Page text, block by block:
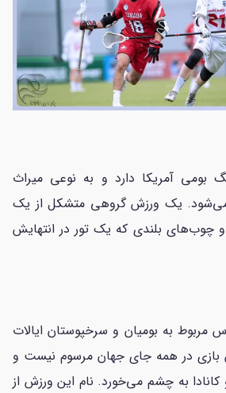
بومی آمریکا دارد و به نوعی میراث
یک ورزش گروهی متشکل از یک
چوب‌های بلندی که یک تور در انتهایش
مربوط به بومیان و سرخپوستان ایالات
بازی در همه جای جهان مرسوم نیست و
کانادا به چشم می‌خورد. نام این ورزش از